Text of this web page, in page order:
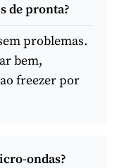
de pronta?
problemas.
bem,
freezer por
ondas?